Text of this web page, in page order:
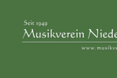
springen